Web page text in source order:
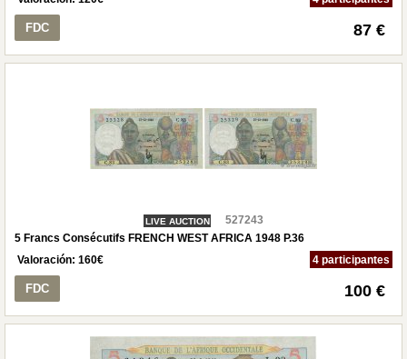
FDC 87 €
LIVE AUCTION
527243
5 Francs Consécutifs FRENCH WEST AFRICA 1948 P.36
Valoración: 160€ 4 participantes
FDC 100 €